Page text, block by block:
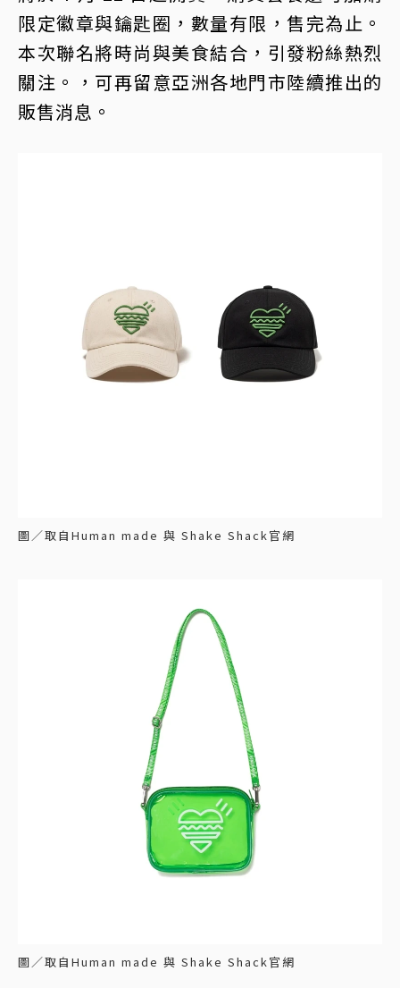
限定徽章與鑰匙圈，數量有限，售完為止。
本次聯名將時尚與美食結合，引發粉絲熱烈
關注。，可再留意亞洲各地門市陸續推出的
販售消息。
圖／取自Human made 與 Shake Shack官網
圖／取自Human made 與 Shake Shack官網